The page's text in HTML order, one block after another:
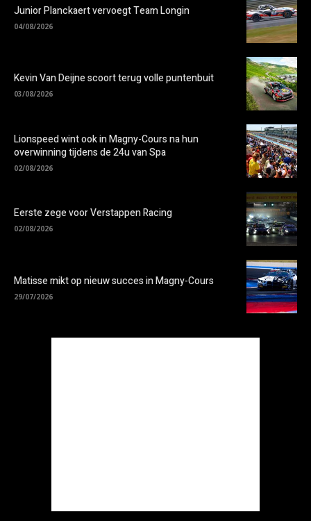
Junior Planckaert vervoegt Team Longin
04/08/2026
Kevin Van Deijne scoort terug volle puntenbuit
03/08/2026
Lionspeed wint ook in Magny-Cours na hun
overwinning tijdens de 24u van Spa
02/08/2026
Eerste zege voor Verstappen Racing
02/08/2026
Matisse mikt op nieuw succes in Magny-Cours
29/07/2026